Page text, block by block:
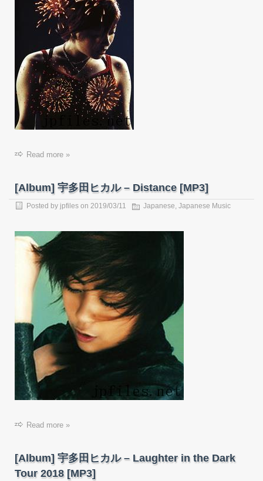
Read more »
[Album] 宇多田ヒカル – Distance [MP3]
Posted by jpfiles on 2019/03/11 Japanese, Japanese Music
Read more »
[Album] 宇多田ヒカル – Laughter in the Dark
Tour 2018 [MP3]